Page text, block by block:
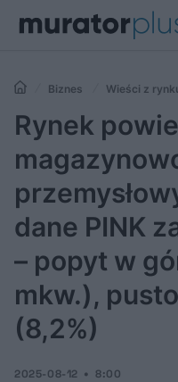
Biznes Wieści z
przemysłowych w Polsce:
(1,84 mln mkw.), pustostany w
Rynek
dane PINK
– popyt w
mkw.),
(8,2%)
2025-08-12 8:00